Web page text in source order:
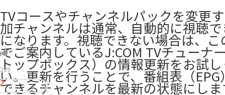
TVコースやチャンネルパックを変更
加チャンネルは通常、自動的に視聴
になります。視聴できない場合は、
でご案内しているJ:COM TVチューナ
トップボックス）の情報更新をお試
い。更新を行うことで、番組表（
できるチャンネルを最新の状態にしま
239